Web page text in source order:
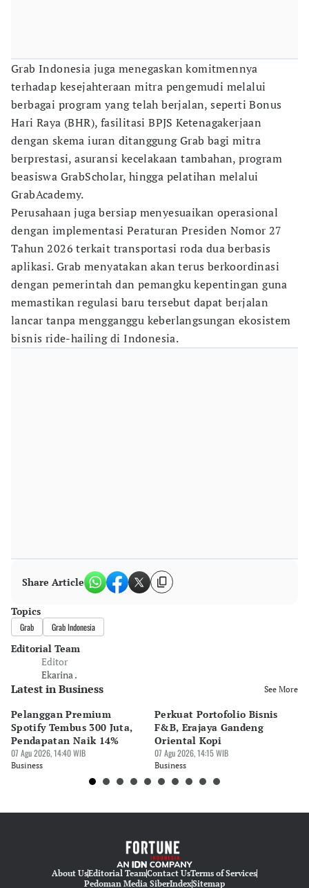
Grab Indonesia juga menegaskan komitmennya
terhadap kesejahteraan mitra pengemudi melalui
berbagai program yang telah berjalan, seperti Bonus
Hari Raya (BHR), fasilitasi BPJS Ketenagakerjaan
dengan skema iuran ditanggung Grab bagi mitra
berprestasi, asuransi kecelakaan tambahan, program
beasiswa GrabScholar, hingga pelatihan melalui
GrabAcademy.
Perusahaan juga bersiap menyesuaikan operasional
dengan implementasi Peraturan Presiden Nomor 27
Tahun 2026 terkait transportasi roda dua berbasis
aplikasi. Grab menyatakan akan terus berkoordinasi
dengan pemerintah dan pemangku kepentingan guna
memastikan regulasi baru tersebut dapat berjalan
lancar tanpa mengganggu keberlangsungan ekosistem
bisnis ride-hailing di Indonesia.
Share Article
Topics
Grab Grab Indonesia
Editorial Team
Editor
Ekarina .
Latest in Business See More
Pelanggan Premium
Spotify Tembus 300 Juta,
Pendapatan Naik 14%
07 Agu 2026, 14:40 WIB
Business
Perkuat Portofolio Bisnis
F&B, Erajaya Gandeng
Oriental Kopi
07 Agu 2026, 14:15 WIB
Business
About UsEditorial TeamContact UsTerms of Services
Pedoman Media SiberIndexSitemap